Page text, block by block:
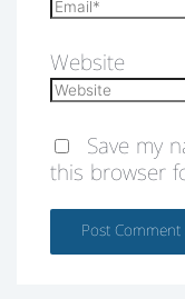
Website
Save my
this browser